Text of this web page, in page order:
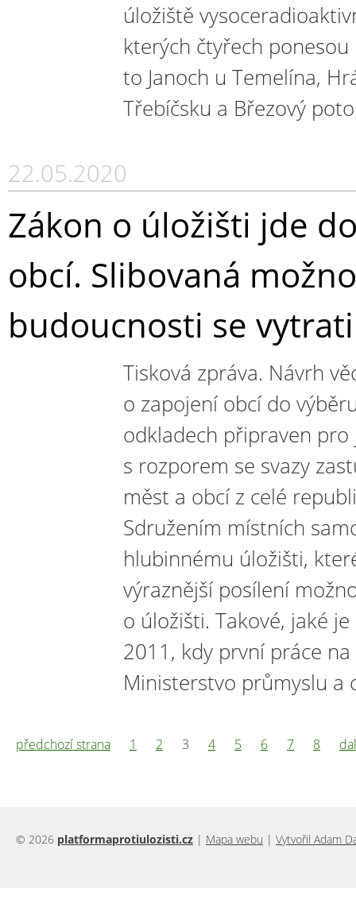
úložiště
kterých čtyřech
to Janoch u Temelína,
Třebíčsku a Březový
22.05.2020
Zákon o úložišti jde
obcí. Slibovaná
budoucnosti se
Tisková zpráva. Návrh
o zapojení obcí do
odkladech připraven pro
s rozporem se svazy
měst a obcí z celé
Sdružením místních
hlubinnému úložišti,
výraznější posílení
o úložišti. Takové, jaké
2011, kdy první práce
Ministerstvo průmyslu a
předchozí strana 1 2 3 4 5 6 7 8
© 2026 platformaprotiulozisti.cz | Mapa webu | Vytvořil Adam